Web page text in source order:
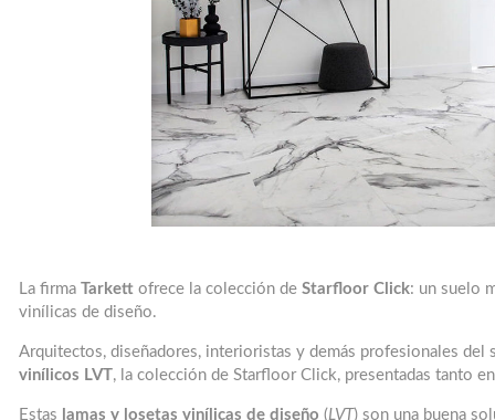
La firmaTarkett ofrece la colección deStarfloor Click: un suelo
vinílicas de diseño.
Arquitectos, diseñadores, interioristas y demás profesionales del
vinílicos LVT, la colección de Starfloor Click, presentadas tanto
Estas lamas y losetas vinílicas de diseño (LVT ) son una buena